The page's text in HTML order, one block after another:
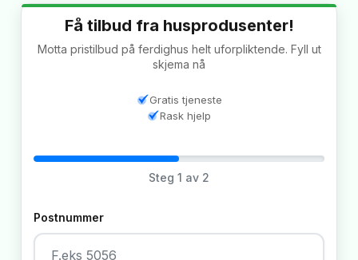
Få tilbud fra husprodusenter!
Motta pristilbud på ferdighus helt uforpliktende. Fyll ut
skjema nå
Gratis tjeneste
Rask hjelp
Steg 1 av 2
Postnummer